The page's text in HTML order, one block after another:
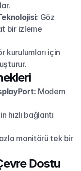
Göz
bir izleme
kurulumları için
Modern
hızlı bağlantı
monitörü tek bir
Dostu